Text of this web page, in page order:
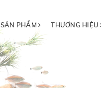
SẢN PHẨM THƯƠNG HIỆU